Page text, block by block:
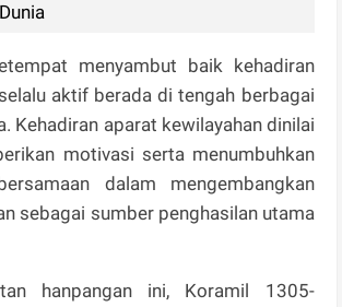
menyambut baik kehadiran
aktif berada di tengah berbagai
Kehadiran aparat kewilayahan dinilai
motivasi serta menumbuhkan
dalam mengembangkan
sebagai sumber penghasilan utama
hanpangan ini, Koramil 1305-